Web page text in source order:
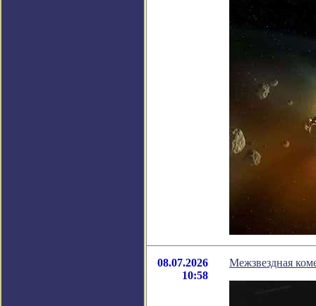
08.07.2026
10:58
Межзвездная